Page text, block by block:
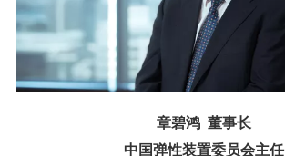
章碧鸿 董事长
中国弹性装置委员会主任